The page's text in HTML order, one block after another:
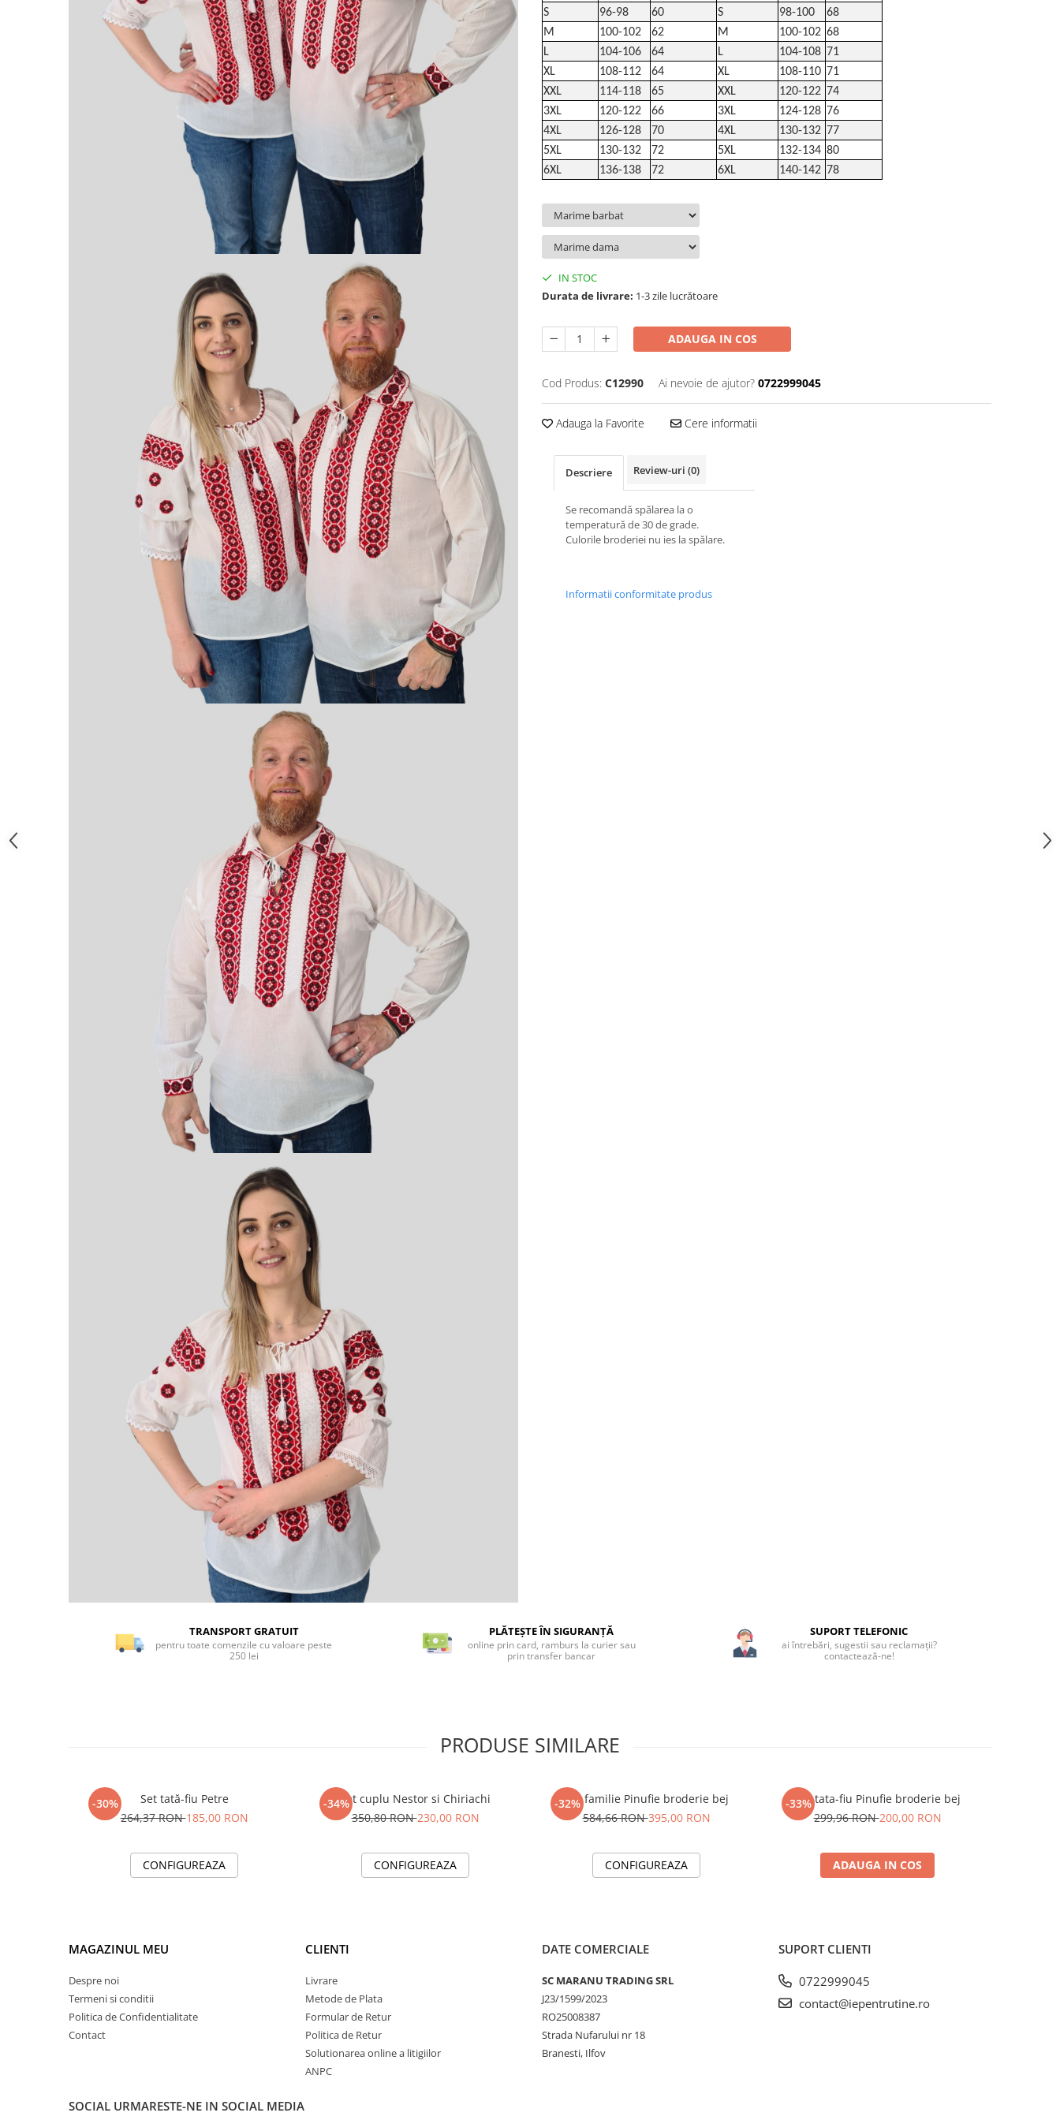
S
96-98 60 S 98-100
68
M
100-102 62 M 100-102 68
L
104-106 64 L 104-108 71
XL
108-112 64 XL 108-110 71
XXL
114-118 65 XXL 120-122 74
3XL
120-122 66 3XL 124-128 76
4XL
126-128 70 4XL 130-132 77
5XL
130-132 72 5XL 132-134 80
6XL
136-138 72 6XL 140-142 78
IN STOC
Durata de livrare: 1-3 zile lucrătoare
ADAUGA IN COS
Cod Produs: C12990 Ai nevoie de ajutor? 0722999045
Adauga la Favorite Cere informatii
Descriere Review-uri (0)
Se recomandă spălarea la o
temperatură de 30 de grade.
Culorile broderiei nu ies la spălare.
Informatii conformitate produs
TRANSPORT GRATUIT
pentru toate comenzile cu valoare peste
250 lei
PLĂTEȘTE ÎN SIGURANȚĂ
online prin card, ramburs la curier sau
prin transfer bancar
SUPORT TELEFONIC
ai întrebări, sugestii sau reclamații?
contactează-ne!
PRODUSE SIMILARE
-30%
Set tată-fiu Petre
264,37 RON185,00 RON
CONFIGUREAZA
-34%Set cuplu Nestor si Chiriachi
350,80 RON230,00 RON
CONFIGUREAZA
-32%
Set familie Pinufie broderie bej
584,66 RON395,00 RON
CONFIGUREAZA
-33%
Set tata-fiu Pinufie broderie bej
299,96 RON200,00 RON
ADAUGA IN COS
MAGAZINUL MEU
Despre noi
Termeni si conditii
Politica de Confidentialitate
Contact
CLIENTI
Livrare
Metode de Plata
Formular de Retur
Politica de Retur
Solutionarea online a litigiilor
ANPC
DATE COMERCIALE
SC MARANU TRADING SRL
J23/1599/2023
RO25008387
Strada Nufarului nr 18
Branesti, Ilfov
SUPORT CLIENTI
0722999045
contact@iepentrutine.ro
SOCIAL URMARESTE-NE IN SOCIAL MEDIA